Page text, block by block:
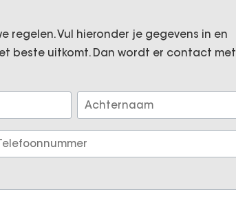
en een afzonderlijk bedrijfspand. Bel
Wezep. Zoals het nu lijkt zal de afrit
van dit pand, waardoor de
is. De belendende percelen bestaan
met bijbehorende bedrijfsruimte.
oppervlak van totaal ca. 202 m², met
bovengelegen woning. Deze woning
regelen. Vul hieronder je gegevens in en
beste uitkomt. Dan wordt er contact met
Achternaam